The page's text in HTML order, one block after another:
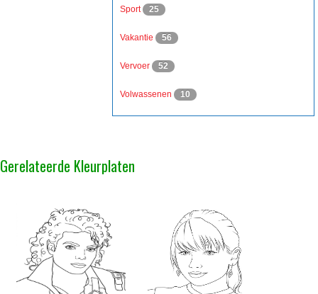
Sport 25
Vakantie 56
Vervoer 52
Volwassenen 10
Gerelateerde Kleurplaten